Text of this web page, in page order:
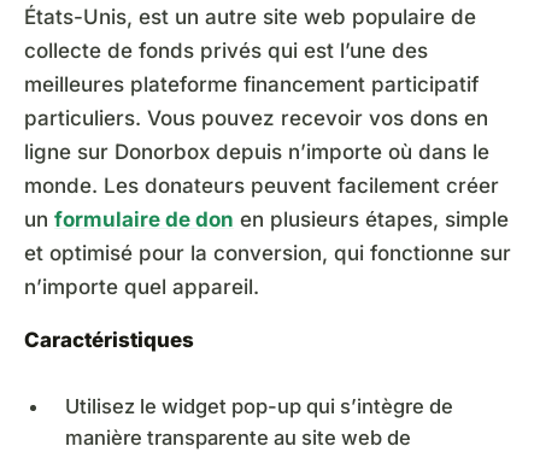
États-Unis, est un autre site web populaire de
collecte de fonds privés qui est l’une des
meilleures plateforme financement participatif
particuliers. Vous pouvez recevoir vos dons en
ligne sur Donorbox depuis n’importe où dans le
monde. Les donateurs peuvent facilement créer
un formulaire de don en plusieurs étapes, simple
et optimisé pour la conversion, qui fonctionne sur
n’importe quel appareil.
Caractéristiques
Utilisez le widget pop-up qui s’intègre de
manière transparente au site web de